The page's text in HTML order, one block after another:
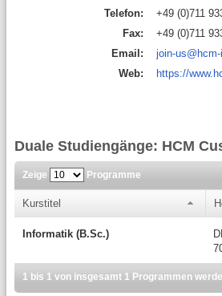
Telefon:
+49 (0)711
Fax:
+49 (0)711
Email:
join-
Web:
https://
Duale Studiengänge: HCM
Zeige Programme
Kurstitel
Informatik (B.Sc.)
1 bis 1 von insgesamt 1 Programmen